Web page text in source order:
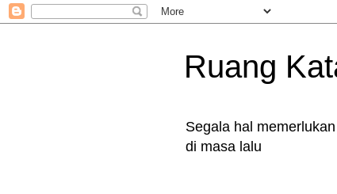
Ruang
Segala hal
di masa lalu